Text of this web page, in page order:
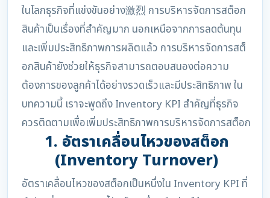
ในโลกธุรกิจที่แข่งขันอย่าง激烈 การบริหารจัดการสต็อก
สินค้าเป็นเรื่องที่สำคัญมาก นอกเหนือจากการลดต้นทุน
และเพิ่มประสิทธิภาพการผลิตแล้ว การบริหารจัดการสต็
อกสินค้ายังช่วยให้ธุรกิจสามารถตอบสนองต่อความ
ต้องการของลูกค้าได้อย่างรวดเร็วและมีประสิทธิภาพ ใน
บทความนี้ เราจะพูดถึง Inventory KPI สำคัญที่ธุรกิจ
ควรติดตามเพื่อเพิ่มประสิทธิภาพการบริหารจัดการสต็อก
1. อัตราเคลื่อนไหวของสต็อก
(Inventory Turnover)
อัตราเคลื่อนไหวของสต็อกเป็นหนึ่งใน Inventory KPI ที่